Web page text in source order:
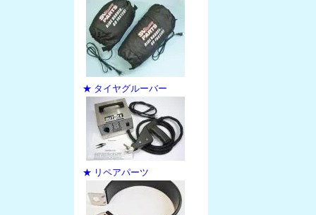
★ タイヤグルーバー
★ リペアパーツ